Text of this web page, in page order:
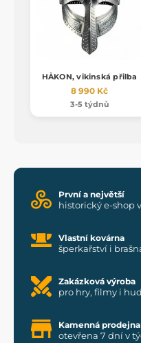
HÅKON, vikinská přilba
8 990 Kč
3-5 týdnů
První a největší
historický e-shop
Vlastní kovárna
šperkařství i
Zakázková výroba
pro hry, filmy i
Kamenná prodejna
otevřena 7 dní v